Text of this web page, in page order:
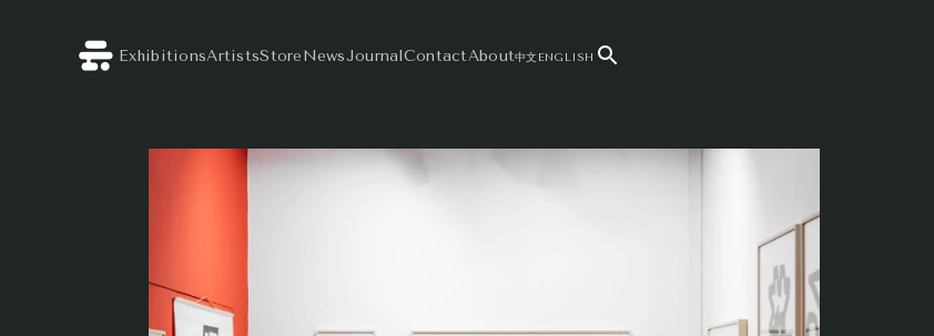
ExhibitionsArtistsStoreNewsJournalContactAbout中文ENGLISH